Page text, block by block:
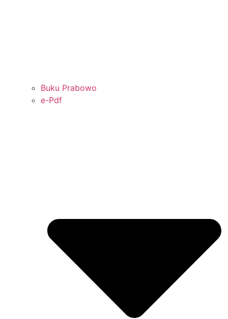
Buku Prabowo
e-Pdf